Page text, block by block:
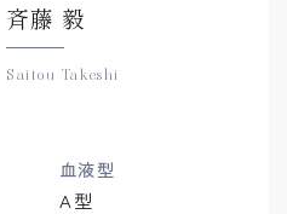
斉藤 毅
Saitou Takeshi
血液型
A型